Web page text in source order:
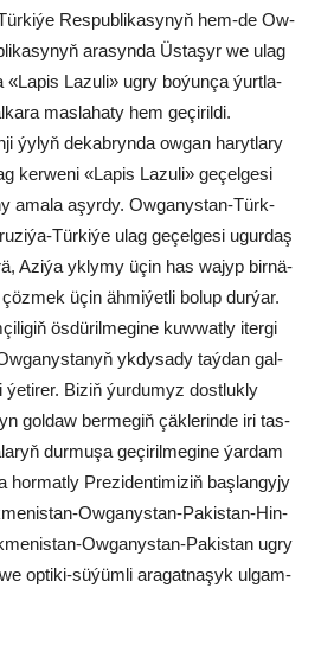
Res­pub­li­ka­sy­nyň hem-de Ow­
ara­syn­da Üs­ta­şyr we ulag
«La­pis La­zu­li» ug­ry bo­ýun­ça ýurt­la­
mas­la­ha­ty hem ge­çi­ril­di.
ýy­lyň de­kab­ryn­da ow­gan ha­ryt­la­ry
ker­we­ni «La­pis La­zu­li» ge­çel­ge­si
ama­la aşyr­dy. Ow­ga­nys­tan-Türk­
Tür­ki­ýe ulag ge­çel­ge­si ugur­daş
Azi­ýa yk­ly­my üçin has wa­jyp bir­nä­
üçin äh­mi­ýet­li bo­lup dur­ýar.
ös­dü­ril­me­gi­ne kuw­wat­ly iter­gi
yk­dy­sa­dy taý­dan gal­
ýe­ti­rer. Bi­ziň ýur­du­myz dost­luk­ly
gol­daw ber­me­giň çäk­le­rin­de iri tas­
dur­mu­şa ge­çi­ril­me­gi­ne ýar­dam
hormatly Prezidentimiziň baş­lan­gy­jy
Ow­ga­nys­tan-Pa­kis­tan-Hin­
Ow­ga­nys­tan-Pa­kis­tan ug­ry
op­ti­ki-sü­ýüm­li ara­gat­na­şyk ul­gam­